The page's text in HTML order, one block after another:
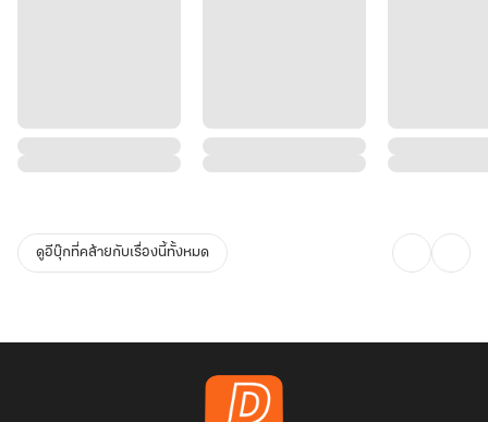
ดูอีบุ๊กที่คล้ายกับเรื่องนี้ทั้งหมด